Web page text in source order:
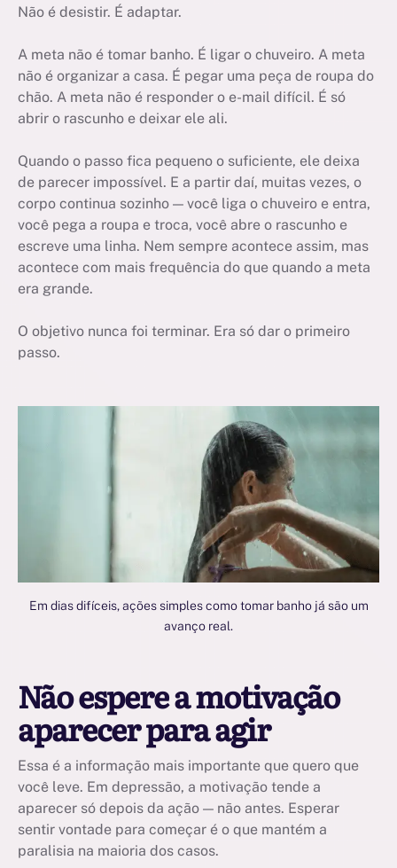
Não é desistir. É adaptar.
A meta não é tomar banho. É ligar o chuveiro. A meta
não é organizar a casa. É pegar uma peça de roupa do
chão. A meta não é responder o e-mail difícil. É só
abrir o rascunho e deixar ele ali.
Quando o passo fica pequeno o suficiente, ele deixa
de parecer impossível. E a partir daí, muitas vezes, o
corpo continua sozinho — você liga o chuveiro e entra,
você pega a roupa e troca, você abre o rascunho e
escreve uma linha. Nem sempre acontece assim, mas
acontece com mais frequência do que quando a meta
era grande.
O objetivo nunca foi terminar. Era só dar o primeiro
passo.
Em dias difíceis, ações simples como tomar banho já são um
avanço real.
Não espere a motivação
aparecer para agir
Essa é a informação mais importante que quero que
você leve. Em depressão, a motivação tende a
aparecer só depois da ação — não antes. Esperar
sentir vontade para começar é o que mantém a
paralisia na maioria dos casos.